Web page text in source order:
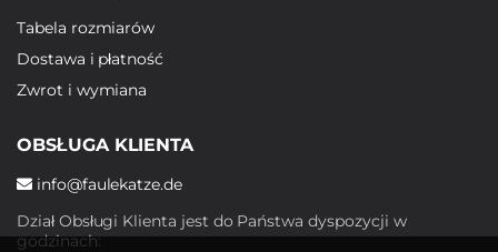
Tabela rozmiarów
Dostawa i płatność
Zwrot i wymiana
OBSŁUGA KLIENTA
info@faulekatze.de
Dział Obsługi Klienta jest do Państwa dyspozycji w
godzinach: